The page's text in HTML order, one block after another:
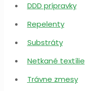
DDD prípravky
Repelenty
Substráty
Netkané textílie
Trávne zmesy